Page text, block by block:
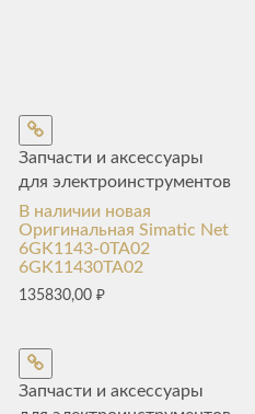
Запчасти и аксессуары
для электроинструментов
В наличии новая
Оригинальная Simatic Net
6GK1143-0TA02
6GK11430TA02
135830,00₽
Запчасти и аксессуары